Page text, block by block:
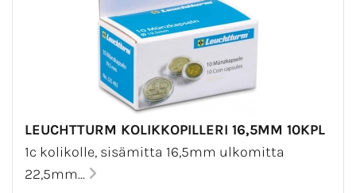
LEUCHTTURM KOLIKKOPILLERI 16,5MM 10KPL
1c kolikolle, sisämitta 16,5mm ulkomitta
22,5mm...